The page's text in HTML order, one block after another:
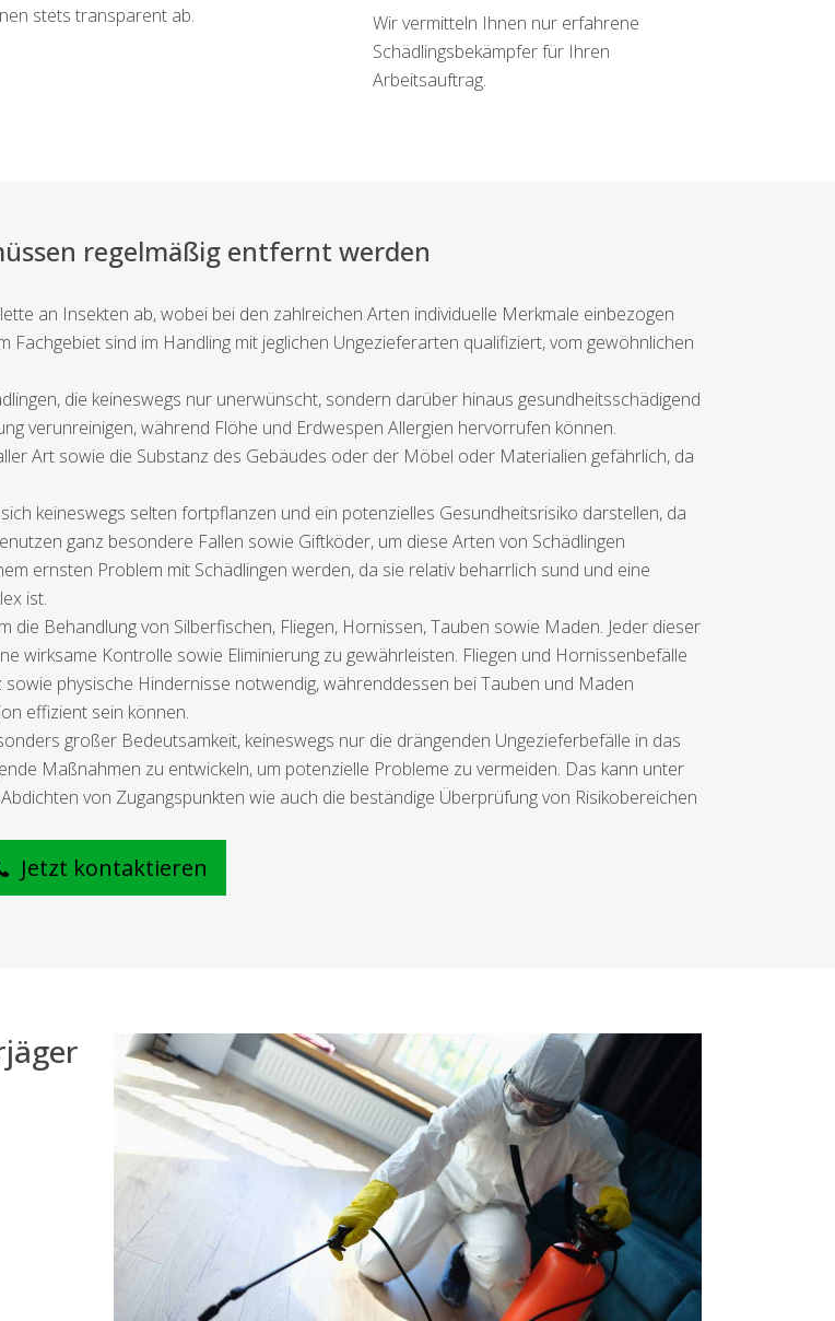
stets transparent ab.
Wir vermitteln Ihnen nur erfahrene
Schädlingsbekämpfer für Ihren
Arbeitsauftrag.
regelmäßig entfernt werden
an Insekten ab, wobei bei den zahlreichen Arten individuelle Merkmale einbezogen
sind im Handling mit jeglichen Ungezieferarten qualifiziert, vom gewöhnlichen
die keineswegs nur unerwünscht, sondern darüber hinaus gesundheitsschädigend
verunreinigen, während Flöhe und Erdwespen Allergien hervorrufen können.
Art sowie die Substanz des Gebäudes oder der Möbel oder Materialien gefährlich, da
keineswegs selten fortpflanzen und ein potenzielles Gesundheitsrisiko darstellen, da
ganz besondere Fallen sowie Giftköder, um diese Arten von Schädlingen
ernsten Problem mit Schädlingen werden, da sie relativ beharrlich sund und eine
ist.
Behandlung von Silberfischen, Fliegen, Hornissen, Tauben sowie Maden. Jeder dieser
wirksame Kontrolle sowie Eliminierung zu gewährleisten. Fliegen und Hornissenbefälle
physische Hindernisse notwendig, währenddessen bei Tauben und Maden
effizient sein können.
großer Bedeutsamkeit, keineswegs nur die drängenden Ungezieferbefälle in das
Maßnahmen zu entwickeln, um potenzielle Probleme zu vermeiden. Das kann unter
von Zugangspunkten wie auch die beständige Überprüfung von Risikobereichen
Jetzt kontaktieren